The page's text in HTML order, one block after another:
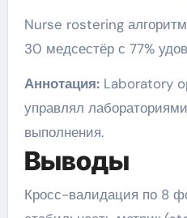
Nurse rostering
30 медсестёр с 77%
Аннотация:Laboratory
управлял
выполнения.
Выводы
Кросс-валидация по 8